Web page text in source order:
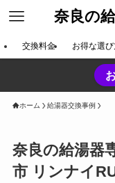
奈良の
交換料金 お得な選
ホーム 給湯器交換事例
奈良の給湯器
市 リンナイ